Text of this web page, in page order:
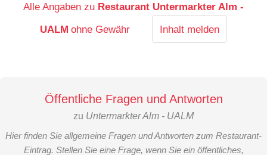
Alle Angaben zu Restaurant Untermarkter Alm -
UALM ohne Gewähr Inhalt melden
Öffentliche Fragen und Antworten
zu Untermarkter Alm - UALM
Hier finden Sie allgemeine Fragen und Antworten zum Restaurant-
Eintrag. Stellen Sie eine Frage, wenn Sie ein öffentliches,